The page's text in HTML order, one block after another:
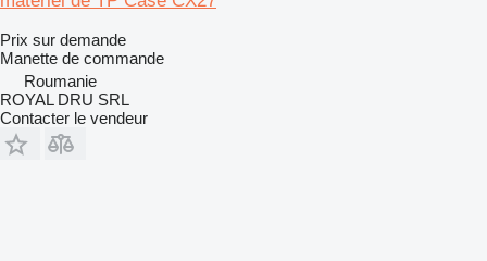
Prix sur demande
Manette de commande
Roumanie
ROYAL DRU SRL
Contacter le vendeur